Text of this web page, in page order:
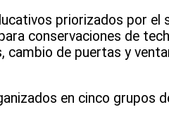
priorizados por el
conservaciones de
de puertas y
en cinco grupos